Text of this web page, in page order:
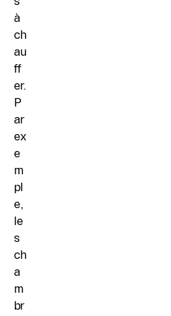
à
ch
au
ff
er.
P
ar
ex
e
m
pl
e,
le
s
ch
a
m
br